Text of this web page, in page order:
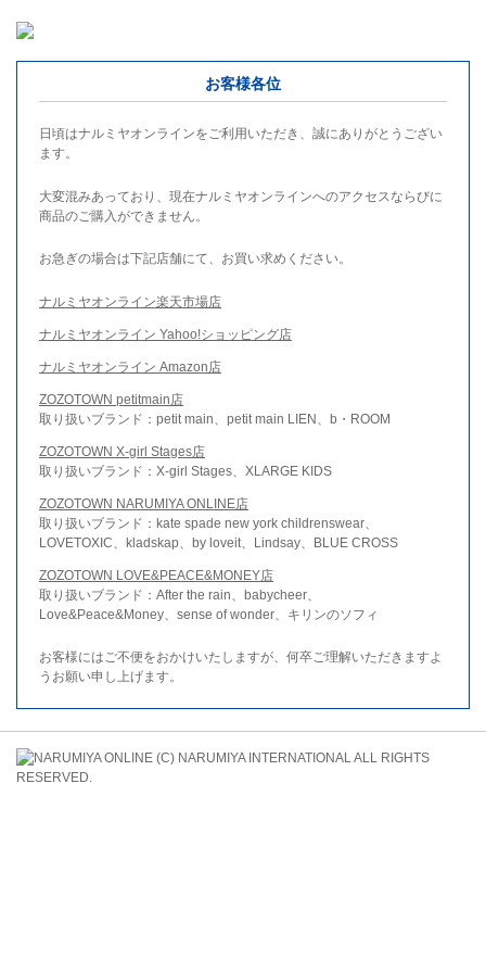
お客様各位
日頃はナルミヤオンラインをご利用いただき、誠にありがとうござい
ます。
大変混みあっており、現在ナルミヤオンラインへのアクセスならびに
商品のご購入ができません。
お急ぎの場合は下記店舗にて、お買い求めください。
ナルミヤオンライン楽天市場店
ナルミヤオンライン Yahoo!ショッピング店
ナルミヤオンライン Amazon店
ZOZOTOWN petitmain店
取り扱いブランド：petit main、petit main LIEN、b・ROOM
ZOZOTOWN X-girl Stages店
取り扱いブランド：X-girl Stages、XLARGE KIDS
ZOZOTOWN NARUMIYA ONLINE店
取り扱いブランド：kate spade new york childrenswear、
LOVETOXIC、kladskap、by loveit、Lindsay、BLUE CROSS
ZOZOTOWN LOVE&PEACE&MONEY店
取り扱いブランド：After the rain、babycheer、
Love&Peace&Money、sense of wonder、キリンのソフィ
お客様にはご不便をおかけいたしますが、何卒ご理解いただきますよ
うお願い申し上げます。